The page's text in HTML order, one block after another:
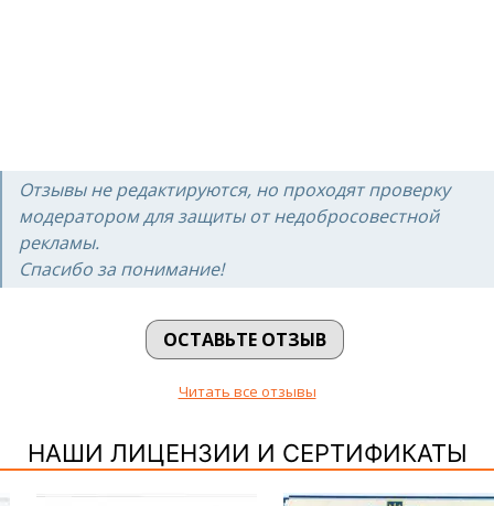
Отзывы не редактируются, но проходят проверку
модератором для защиты от недобросовестной
рекламы.
Спасибо за понимание!
ОСТАВЬТЕ ОТЗЫВ
Читать все отзывы
НАШИ ЛИЦЕНЗИИ И СЕРТИФИКАТЫ